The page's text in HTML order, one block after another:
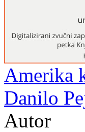
Amerika
Danilo
Autor